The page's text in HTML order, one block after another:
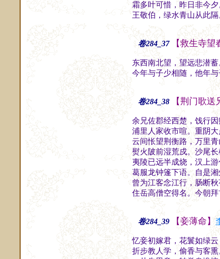
霜多叶可惜，昨日非今
王敬伯，绿水青山从此隔
卷284_37 【救生寺
东西南北望，望远悲潜
今年与子少相随，他年
卷284_38 【荆门歌
余兄佐郡经西楚，饯行
浦里人家收市喧。重阴
云间怅望荆衡路，万里
熨火陂前湿荒戍。沙尾
夷陵已远半成烧，汉上
葛服龙钟篷下语。自是
曾为江客念江行，肠断
住岳高僧空得名。今朝
卷284_39 【妾薄命】
忆妾初嫁君，花鬟如绿
折步教人学，偷香与客